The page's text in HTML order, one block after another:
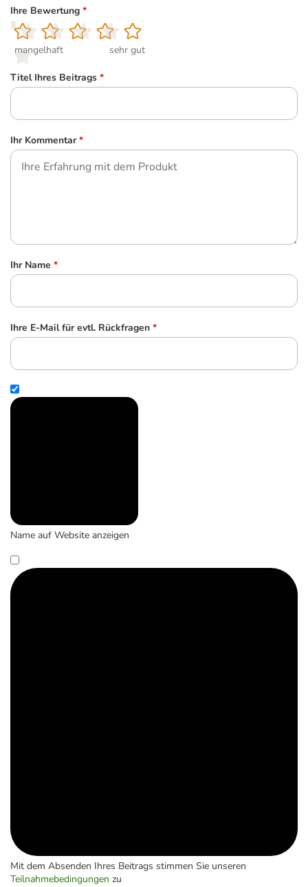
Ihre Bewertung *
1
mangelhaft
2
3
4
5
sehr gut
Titel Ihres Beitrags *
Ihr Kommentar *
Ihr Name *
Ihre E-Mail für evtl. Rückfragen *
Name auf Website anzeigen
Mit dem Absenden Ihres Beitrags stimmen Sie unseren
Teilnahmebedingungen zu